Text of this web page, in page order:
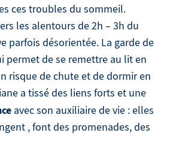
ces troubles du sommeil.
les alentours de 2h – 3h du
parfois désorientée. La garde de
permet de se remettre au lit en
risque de chute et de dormir en
a tissé des liens forts et une
avec son auxiliaire de vie : elles
, font des promenades, des